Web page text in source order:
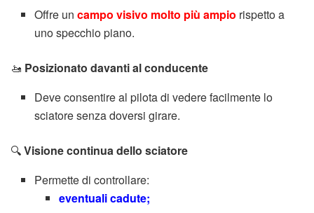
Offre uncampo visivo molto più ampio rispetto a
uno specchio piano.
🚤 Posizionato davanti al conducente
Deve consentire al pilota di vedere facilmente lo
sciatore senza doversi girare.
🔍Visione continua dello sciatore
Permette di controllare:
eventuali cadute;